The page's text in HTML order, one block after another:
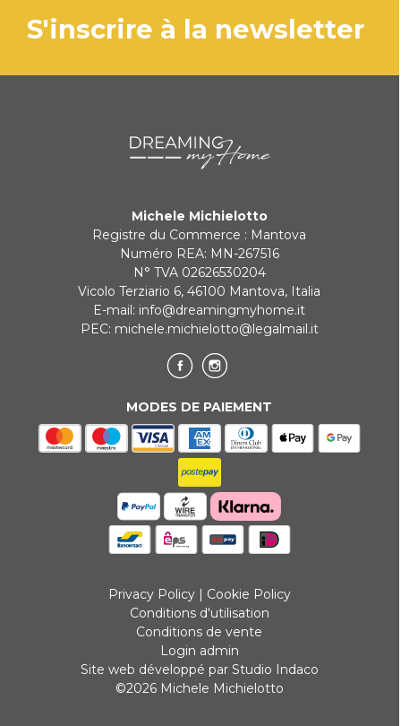
REDIRECTIONS BANCAIRES
Si le produit est en rupture de stock, les
rapidement.
s'inscrire à la newsletter
Michele Michielotto
Registre du Commerce : Mantova
Numéro REA: MN-267516
N° TVA 02626530204
Vicolo Terziario 6, 46100 Mantova, Italia
E-mail: info@dreamingmyhome.it
PEC: michele.michielotto@legalmail.it
MODES DE PAIEMENT
Privacy Policy| Cookie Policy
Conditions d'utilisation
Conditions de vente
Login admin
Site web développé par Studio Indaco
©2026 Michele Michielotto